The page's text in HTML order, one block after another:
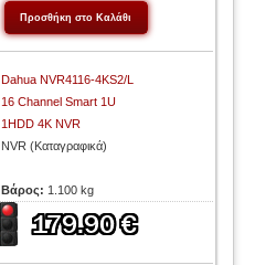
Dahua NVR4116‐4KS2/L
16 Channel Smart 1U
1HDD 4K NVR
NVR (Καταγραφικά)
Βάρος: 1.100 kg